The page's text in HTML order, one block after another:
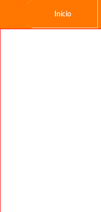
Início